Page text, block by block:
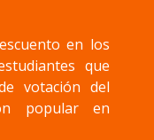
en los
que
votación del
popular en